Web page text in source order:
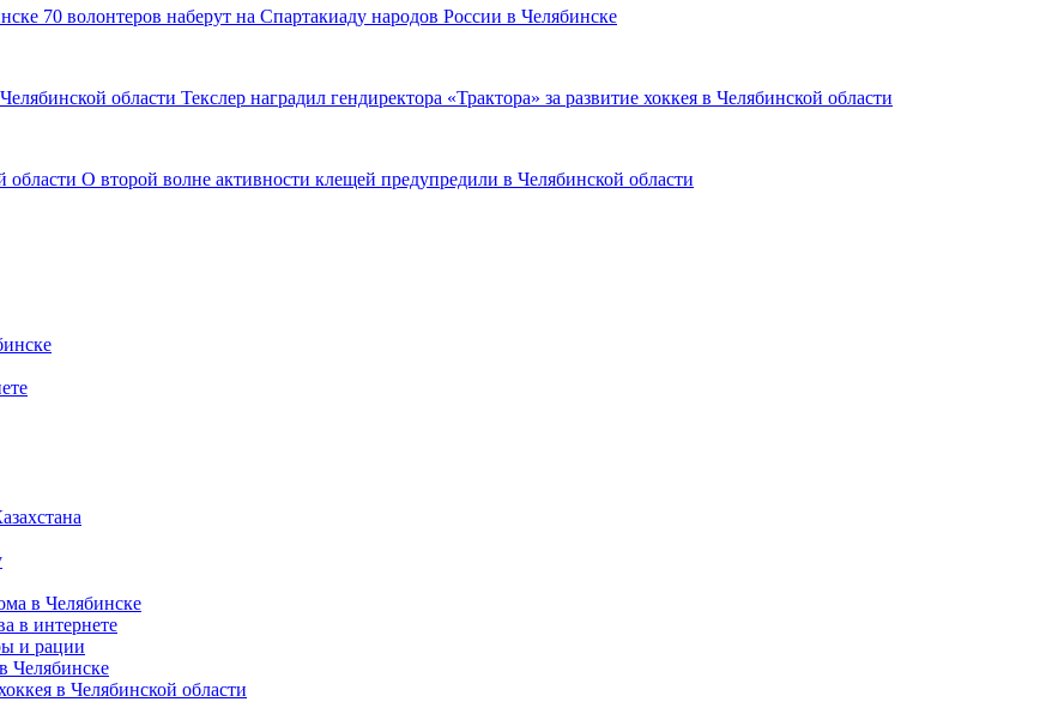
70 волонтеров наберут на Спартакиаду народов России в Челябинске
Текслер наградил гендиректора «Трактора» за развитие хоккея в Челябинской области
О второй волне активности клещей предупредили в Челябинской области
в Челябинске
в интернете
и рации
Челябинске
в Челябинской области